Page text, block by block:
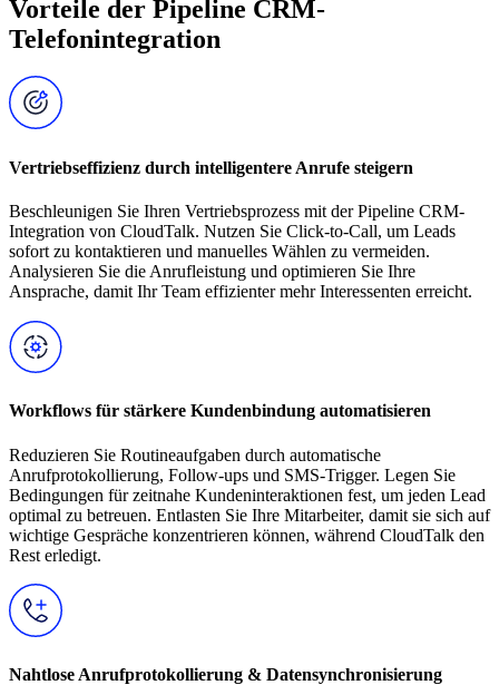
Vorteile der Pipeline CRM-
Telefonintegration
Vertriebseffizienz durch intelligentere Anrufe steigern
Beschleunigen Sie Ihren Vertriebsprozess mit der Pipeline CRM-
Integration von CloudTalk. Nutzen Sie Click-to-Call, um Leads
sofort zu kontaktieren und manuelles Wählen zu vermeiden.
Analysieren Sie die Anrufleistung und optimieren Sie Ihre
Ansprache, damit Ihr Team effizienter mehr Interessenten erreicht.
Workflows für stärkere Kundenbindung automatisieren
Reduzieren Sie Routineaufgaben durch automatische
Anrufprotokollierung, Follow-ups und SMS-Trigger. Legen Sie
Bedingungen für zeitnahe Kundeninteraktionen fest, um jeden Lead
optimal zu betreuen. Entlasten Sie Ihre Mitarbeiter, damit sie sich auf
wichtige Gespräche konzentrieren können, während CloudTalk den
Rest erledigt.
Nahtlose Anrufprotokollierung & Datensynchronisierung